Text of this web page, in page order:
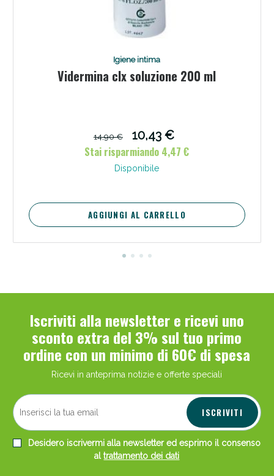
Igiene intima
Vidermina clx soluzione 200 ml
14,90 €
10,43 €
Stai risparmiando 4,47 €
Disponibile
AGGIUNGI AL CARRELLO
Iscriviti alla newsletter e ricevi uno
sconto extra del 3% sul tuo primo
ordine con un minimo di 60€ di spesa
Ricevi in anteprima notizie e offerte speciali
ISCRIVITI
Desidero iscrivermi alla newsletter ed esprimo il consenso
altrattamento dei dati